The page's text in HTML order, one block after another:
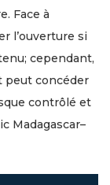
Face à
l’ouverture si
cependant,
peut concéder
contrôlé et
Madagascar–